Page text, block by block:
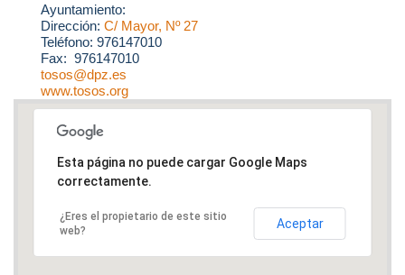
Ayuntamiento:
Dirección: C/ Mayor, Nº 27
Teléfono: 976147010
Fax: 976147010
tosos@dpz.es
www.tosos.org
Esta página no puede cargar Google Maps
correctamente.
¿Eres el propietario de este sitio
web?
Aceptar